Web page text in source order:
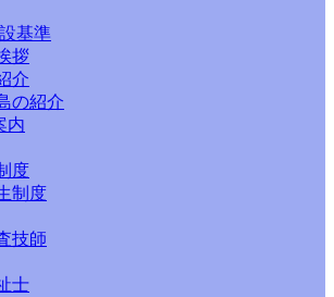
基準
拶
介
の紹介
内
度
制度
技師
士